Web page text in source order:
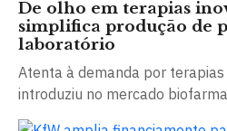
De olho em terapias
simplifica produção de
laboratório
Atenta à demanda por terapias
introduziu no mercado